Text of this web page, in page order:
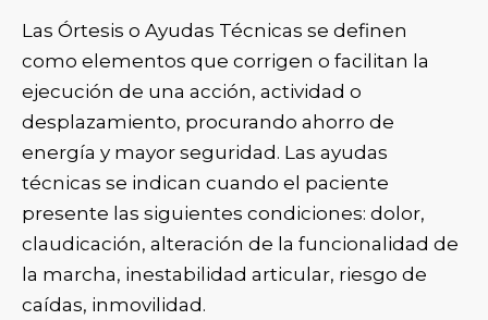
Las Órtesis o Ayudas Técnicas se definen
como elementos que corrigen o facilitan la
ejecución de una acción, actividad o
desplazamiento, procurando ahorro de
energía y mayor seguridad. Las ayudas
técnicas se indican cuando el paciente
presente las siguientes condiciones: dolor,
claudicación, alteración de la funcionalidad de
la marcha, inestabilidad articular, riesgo de
caídas, inmovilidad.